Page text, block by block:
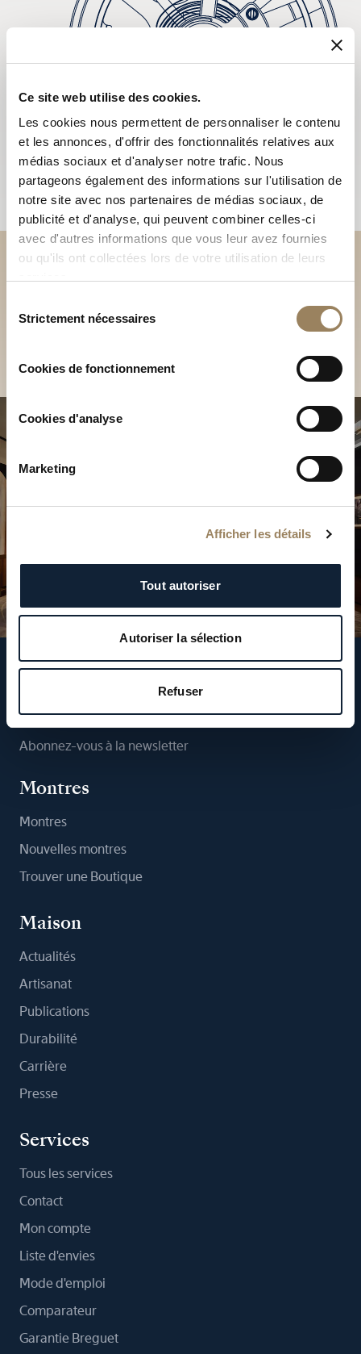
Ce site web utilise des cookies.
Les cookies nous permettent de personnaliser le contenu
et les annonces, d'offrir des fonctionnalités relatives aux
médias sociaux et d'analyser notre trafic. Nous
partageons également des informations sur l'utilisation de
notre site avec nos partenaires de médias sociaux, de
publicité et d'analyse, qui peuvent combiner celles-ci
avec d'autres informations que vous leur avez fournies
ou qu'ils ont collectées lors de votre utilisation de leurs
duStrictement nécessaires
Cookies de fonctionnement
Cookies d'analyse
Marketing
Afficher les détails
Tout autoriser
Autoriser la sélection
Refuser
Découvrez nos collections
en Boutique
Suivez-nous
Abonnez-vous à la newsletter
Montres
Montres
Nouvelles montres
Trouver une Boutique
Maison
Actualités
Artisanat
Publications
Durabilité
Carrière
Presse
Services
Tous les services
Contact
Mon compte
Liste d'envies
Mode d'emploi
Comparateur
Garantie Breguet